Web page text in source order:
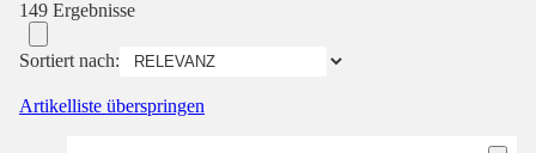
149 Ergebnisse
Sortiert nach:
Artikelliste überspringen